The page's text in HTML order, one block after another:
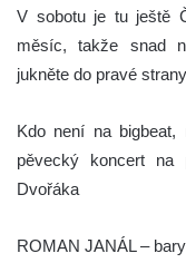
V sobotu je tu ještě
měsíc, takže snad
jukněte do pravé
Kdo není na
pěvecký koncert na
Dvořáka
ROMAN JANÁL –